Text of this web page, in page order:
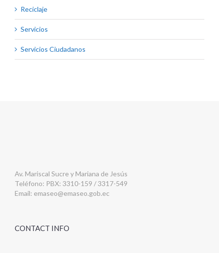
Reciclaje
Servicios
Servicios Ciudadanos
Av. Mariscal Sucre y Mariana de Jesús
Teléfono: PBX: 3310-159 / 3317-549
Email: emaseo@emaseo.gob.ec
CONTACT INFO